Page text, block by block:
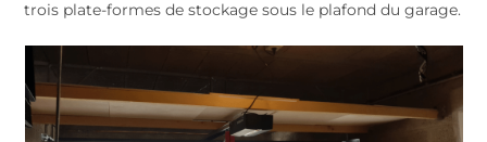
trois plate-formes de stockage sous le plafond du garage.